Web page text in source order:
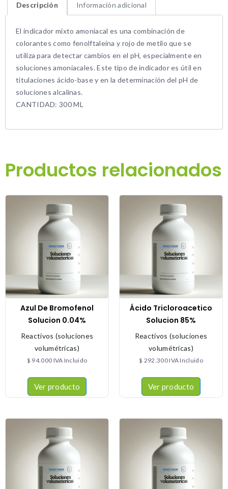
Descripción Información adicional
El indicador mixto amoniacal es una combinación de
colorantes como fenolftaleína y rojo de metilo que se
utiliza para detectar cambios en el pH, especialmente en
soluciones amoniacales. Este tipo de indicador es útil en
titulaciones ácido-base y en la determinación del pH de
soluciones alcalinas.
CANTIDAD: 300 ML
Productos relacionados
Azul De Bromofenol
Solucion 0.04%
Reactivos (soluciones
volumétricas)
$ 94.000 IVA Incluido
Ver producto
Ácido Tricloroacetico
Solucion 85%
Reactivos (soluciones
volumétricas)
$ 292.300IVA Incluido
Ver producto